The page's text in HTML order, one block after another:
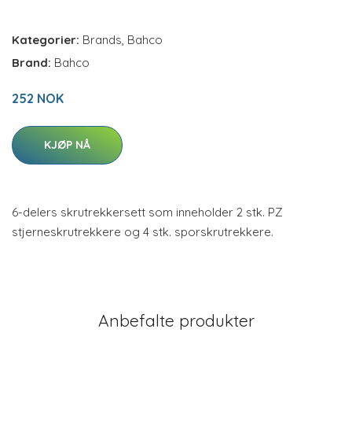
Kategorier: Brands, Bahco
Brand: Bahco
252 NOK
KJØP NÅ
6-delers skrutrekkersett som inneholder 2 stk. PZ
stjerneskrutrekkere og 4 stk. sporskrutrekkere.
Anbefalte produkter